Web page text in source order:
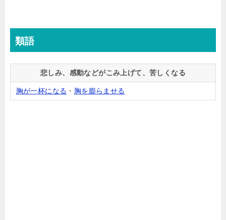
類語
悲しみ、感動などがこみ上げて、苦しくなる
胸が一杯になる ・ 胸を膨らませる